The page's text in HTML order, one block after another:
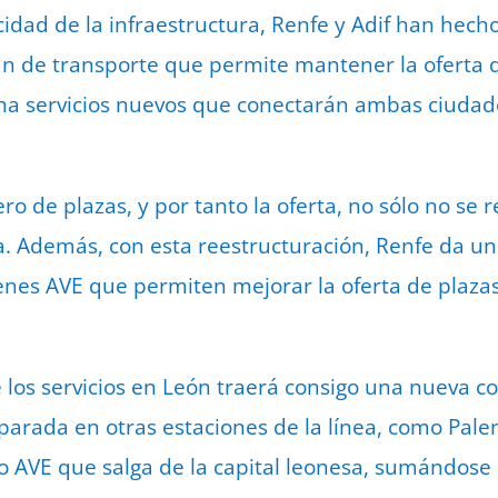
de la infraestructura, Renfe y Adif han
de transporte que permite mantener la oferta
servicios nuevos que conectarán ambas
de plazas, y por tanto la oferta, no sólo no se
Además, con esta reestructuración, Renfe da
AVE que permiten mejorar la oferta de
servicios en León traerá consigo una nueva
en otras estaciones de la línea, como
AVE que salga de la capital leonesa,